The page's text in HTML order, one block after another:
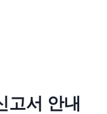
고서 안내